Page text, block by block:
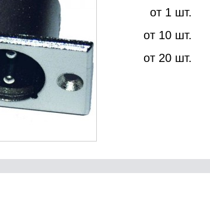
от 1 шт.
от 10 шт.
от 20 шт.